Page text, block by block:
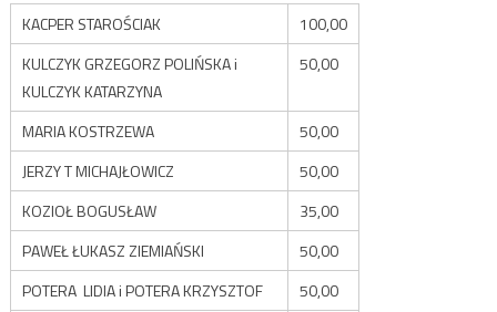
KACPER STAROŚCIAK
100,00
KULCZYK GRZEGORZ POLIŃSKA i
KULCZYK KATARZYNA
50,00
MARIA KOSTRZEWA
50,00
JERZY T MICHAJŁOWICZ
50,00
KOZIOŁ BOGUSŁAW
35,00
PAWEŁ ŁUKASZ ZIEMIAŃSKI
50,00
POTERA LIDIA i POTERA KRZYSZTOF
50,00